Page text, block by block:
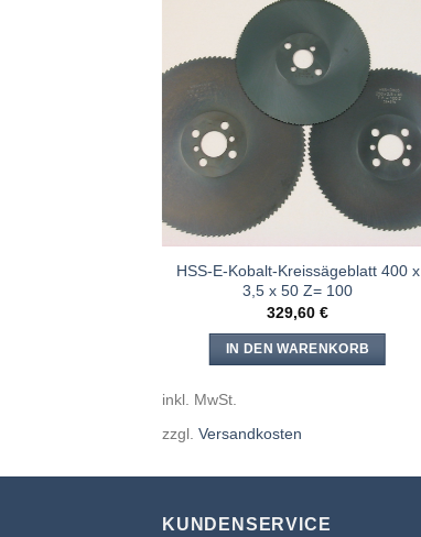
Meine
Sägen
hinzufügen
HSS-E-Kobalt-Kreissägeblatt 400 x
3,5 x 50 Z= 100
329,60€
IN DEN WARENKORB
inkl. MwSt.
zzgl. Versandkosten
KUNDENSERVICE